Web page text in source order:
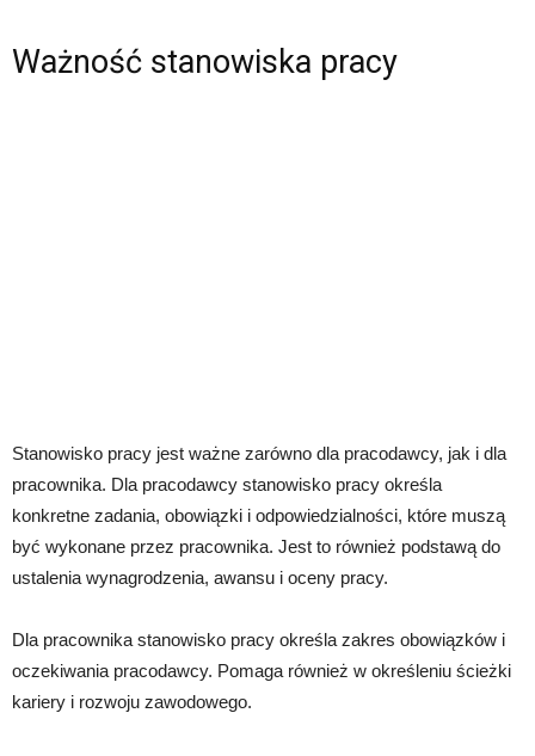
Ważność stanowiska pracy
Stanowisko pracy jest ważne zarówno dla pracodawcy, jak i dla
pracownika. Dla pracodawcy stanowisko pracy określa
konkretne zadania, obowiązki i odpowiedzialności, które muszą
być wykonane przez pracownika. Jest to również podstawą do
ustalenia wynagrodzenia, awansu i oceny pracy.
Dla pracownika stanowisko pracy określa zakres obowiązków i
oczekiwania pracodawcy. Pomaga również w określeniu ścieżki
kariery i rozwoju zawodowego.